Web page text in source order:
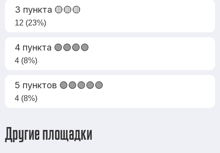
3 пункта 🟡🟡🟡
12 (23%)
4 пункта 🟢🟢🟢🟢
4 (8%)
5 пунктов 🟢🟢🟢🟢🟢
4 (8%)
Другие площадки